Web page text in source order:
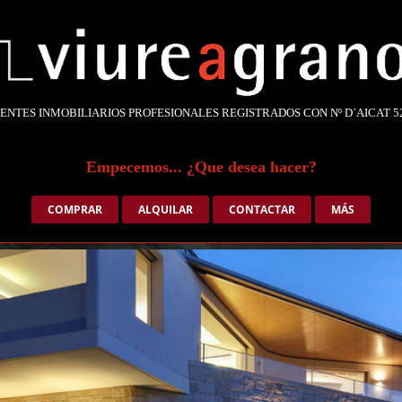
INMOBILIARIOS PROFESIONALES REGISTRADOS CON Nº D´AICAT
Empecemos... ¿Que desea hacer?
COMPRAR ALQUILAR CONTACTAR MÁS